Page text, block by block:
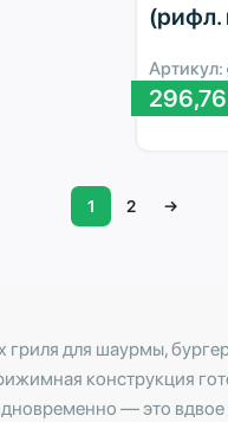
(рифл.
Артикул:
296,76
1 2 →
гриля для шаурмы,
конструкция
— это